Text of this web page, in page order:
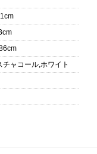
ャコール,ホワイト